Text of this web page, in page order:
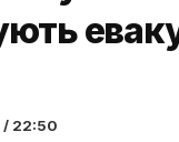
/ 22:50